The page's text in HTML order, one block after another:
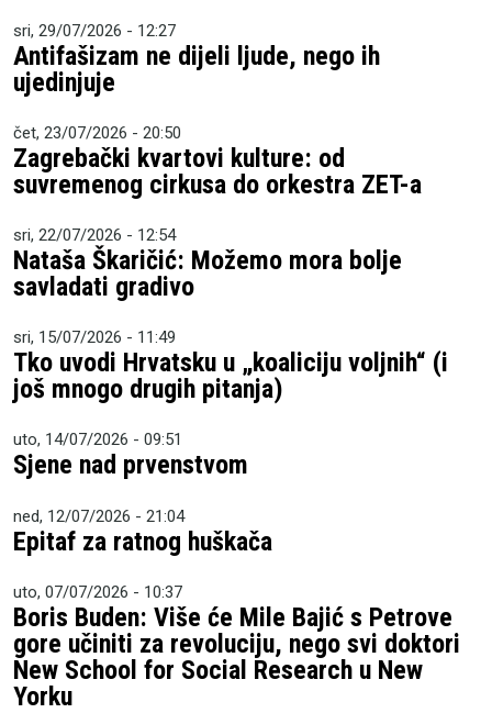
sri, 29/07/2026 - 12:27
Antifašizam ne dijeli ljude, nego ih
ujedinjuje
čet, 23/07/2026 - 20:50
Zagrebački kvartovi kulture: od
suvremenog cirkusa do orkestra ZET-a
sri, 22/07/2026 - 12:54
Nataša Škaričić: Možemo mora bolje
savladati gradivo
sri, 15/07/2026 - 11:49
Tko uvodi Hrvatsku u „koaliciju voljnih“ (i
još mnogo drugih pitanja)
uto, 14/07/2026 - 09:51
Sjene nad prvenstvom
ned, 12/07/2026 - 21:04
Epitaf za ratnog huškača
uto, 07/07/2026 - 10:37
Boris Buden: Više će Mile Bajić s Petrove
gore učiniti za revoluciju, nego svi doktori
New School for Social Research u New
Yorku